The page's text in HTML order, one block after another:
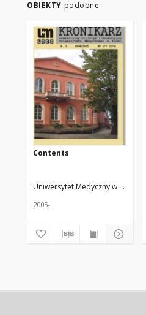
OBIEKTY podobne
Contents
Uniwersytet Medyczny w Łodzi
2005-.